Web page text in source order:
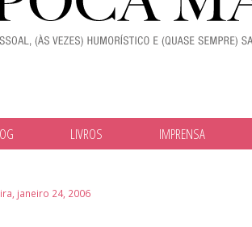
LIVROS IMPRENSA
janeiro 24, 2006